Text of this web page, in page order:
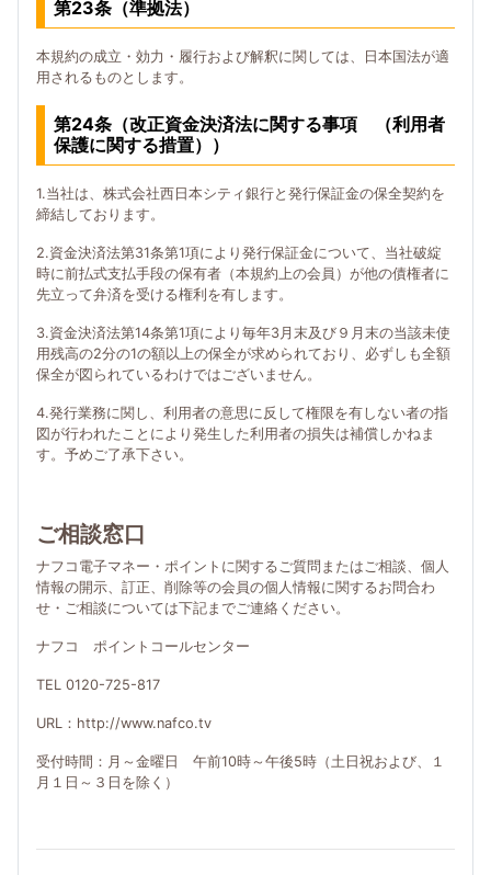
第23条（準拠法）
本規約の成立・効力・履行および解釈に関しては、日本国法が適
用されるものとします。
第24条（改正資金決済法に関する事項 （利用者
保護に関する措置））
1.当社は、株式会社西日本シティ銀行と発行保証金の保全契約を
締結しております。
2.資金決済法第31条第1項により発行保証金について、当社破綻
時に前払式支払手段の保有者（本規約上の会員）が他の債権者に
先立って弁済を受ける権利を有します。
3.資金決済法第14条第1項により毎年3月末及び９月末の当該未使
用残高の2分の1の額以上の保全が求められており、必ずしも全額
保全が図られているわけではございません。
4.発行業務に関し、利用者の意思に反して権限を有しない者の指
図が行われたことにより発生した利用者の損失は補償しかねま
す。予めご了承下さい。
ご相談窓口
ナフコ電子マネー・ポイントに関するご質問またはご相談、個人
情報の開示、訂正、削除等の会員の個人情報に関するお問合わ
せ・ご相談については下記までご連絡ください。
ナフコ ポイントコールセンター
TEL 0120-725-817
URL：http://www.nafco.tv
受付時間：月～金曜日 午前10時～午後5時（土日祝および、１
月１日～３日を除く）